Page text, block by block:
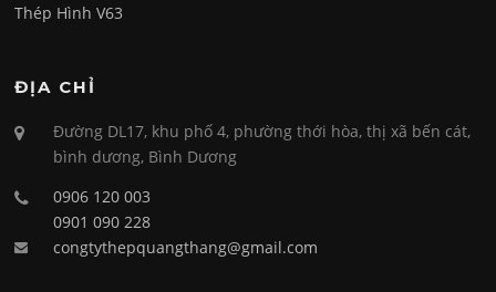
Thép Hình V63
ĐỊA CHỈ
Đường DL17, khu phố 4, phường thới hòa, thị xã bến cát,
bình dương, Bình Dương
0906 120 003
0901 090 228
congtythepquangthang@gmail.com